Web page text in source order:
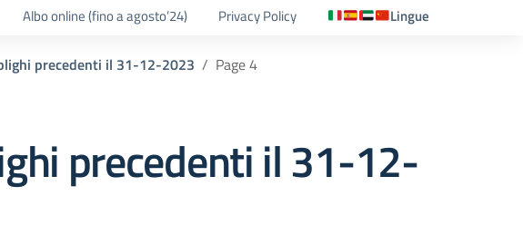
Albo online (fino a agosto’24) Privacy Policy Lingue
precedenti il 31-12-2023 Page 4
precedenti il 31-12-